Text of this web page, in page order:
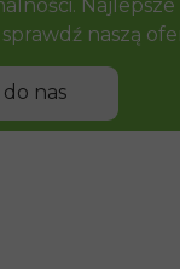
do nas
naszą